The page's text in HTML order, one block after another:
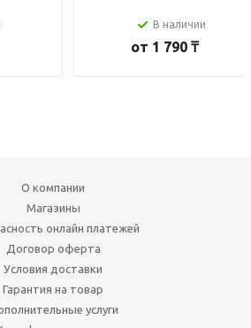
В наличии
от 1 790 ₸
О компании
Магазины
онлайн платежей
Договор оферта
Условия доставки
Гарантия на товар
услуги